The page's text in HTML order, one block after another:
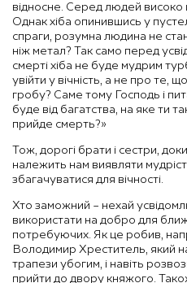
відносне. Серед людей високо
Однак хіба опинившись у
спраги, розумна людина не
ніж метал? Так само перед
смерті хіба не буде мудрим
увійти у вічність, а не про те,
гробу? Саме тому Господь і
буде від багатства, на яке ти
прийде смерть?»
Тож, дорогі брати і сестри,
належить нам виявляти
збагачуватися для вічності.
Хто заможний – нехай
використати на добро для
потребуючих. Як це робив,
Володимир Хреститель, який
трапези убогим, і навіть
прийти до двору княжого. Також